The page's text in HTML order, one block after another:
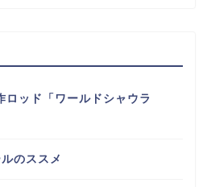
ッド「ワールドシャウラ
のススメ